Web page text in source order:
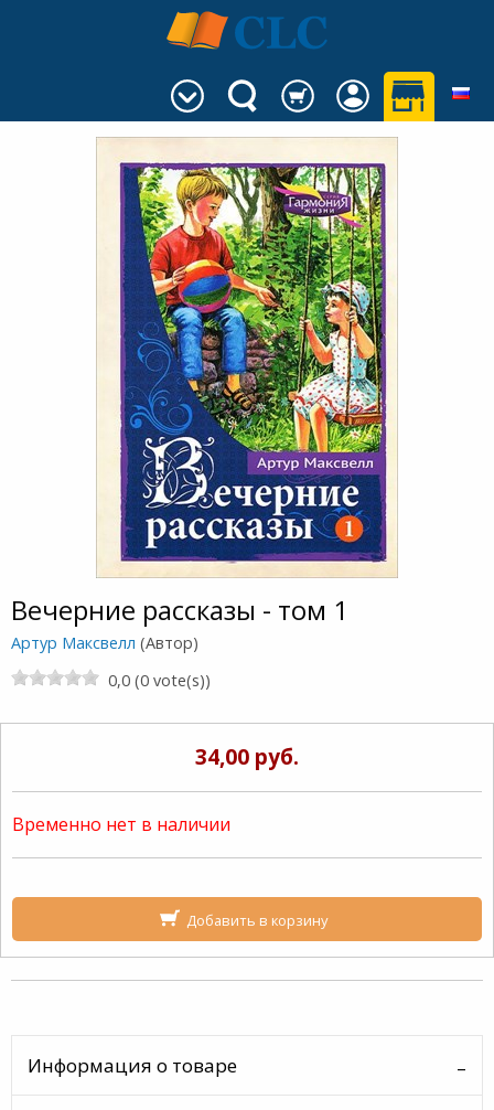
Вечерние рассказы - том 1
Артур Максвелл (Автор)
0,0 (0 vote(s))
34,00 руб.
Временно нет в наличии
Добавить в корзину
Информация о товаре